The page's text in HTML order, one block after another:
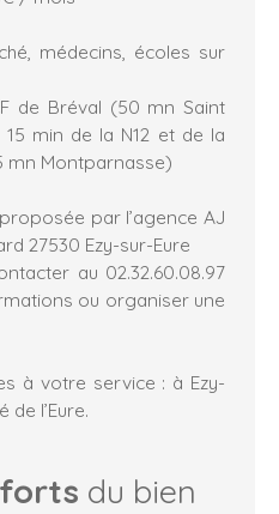
médecins, écoles sur
de Bréval (50 mn Saint
15 min de la N12 et de la
mn Montparnasse)
par l’agence AJ
27530 Ezy-sur-Eure
au 02.32.60.08.97
ou organiser une
à votre service : à Ezy-
de l’Eure.
du bien